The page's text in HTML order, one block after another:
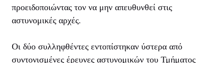
προειδοποιώντας τον να μην απευθυνθεί στις
αστυνομικές αρχές.
Οι δύο συλληφθέντες εντοπίστηκαν ύστερα από
συντονισμένες έρευνες αστυνομικών του Τμήματος